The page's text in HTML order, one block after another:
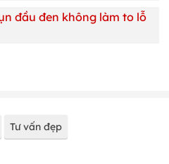
đầu đen không làm to lỗ
Tư vấn đẹp